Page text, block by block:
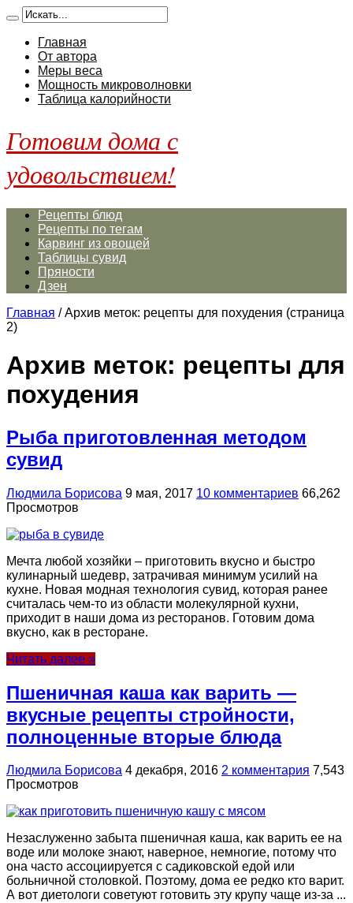
Главная
От автора
Меры веса
Мощность микроволновки
Таблица калорийности
Готовим дома с
удовольствием!
Рецепты блюд
Рецепты по тегам
Карвинг из овощей
Таблицы сувид
Пряности
Дзен
Главная /Архив меток: рецепты для похудения (страница
2)
Архив меток: рецепты для
похудения
Рыба приготовленная методом
сувид
Людмила Борисова 9 мая, 2017 10 комментариев 66,262
Просмотров
Мечта любой хозяйки – приготовить вкусно и быстро
кулинарный шедевр, затрачивая минимум усилий на
кухне. Новая модная технология сувид, которая ранее
считалась чем-то из области молекулярной кухни,
приходит в наши дома из ресторанов. Готовим дома
вкусно, как в ресторане.
Читать далее »
Пшеничная каша как варить —
вкусные рецепты стройности,
полноценные вторые блюда
Людмила Борисова 4 декабря, 2016 2 комментария 7,543
Просмотров
Незаслуженно забыта пшеничная каша, как варить ее на
воде или молоке знают, наверное, немногие, потому что
она часто ассоциируется с садиковской едой или
больничной столовкой. Поэтому, дома ее редко кто варит.
А вот диетологи советуют готовить эту крупу чаще из-за ...